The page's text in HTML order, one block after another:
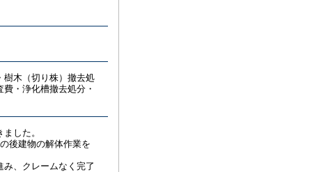
（切り株）撤去処
・浄化槽撤去処分・
した。
後建物の解体作業を
、クレームなく完了